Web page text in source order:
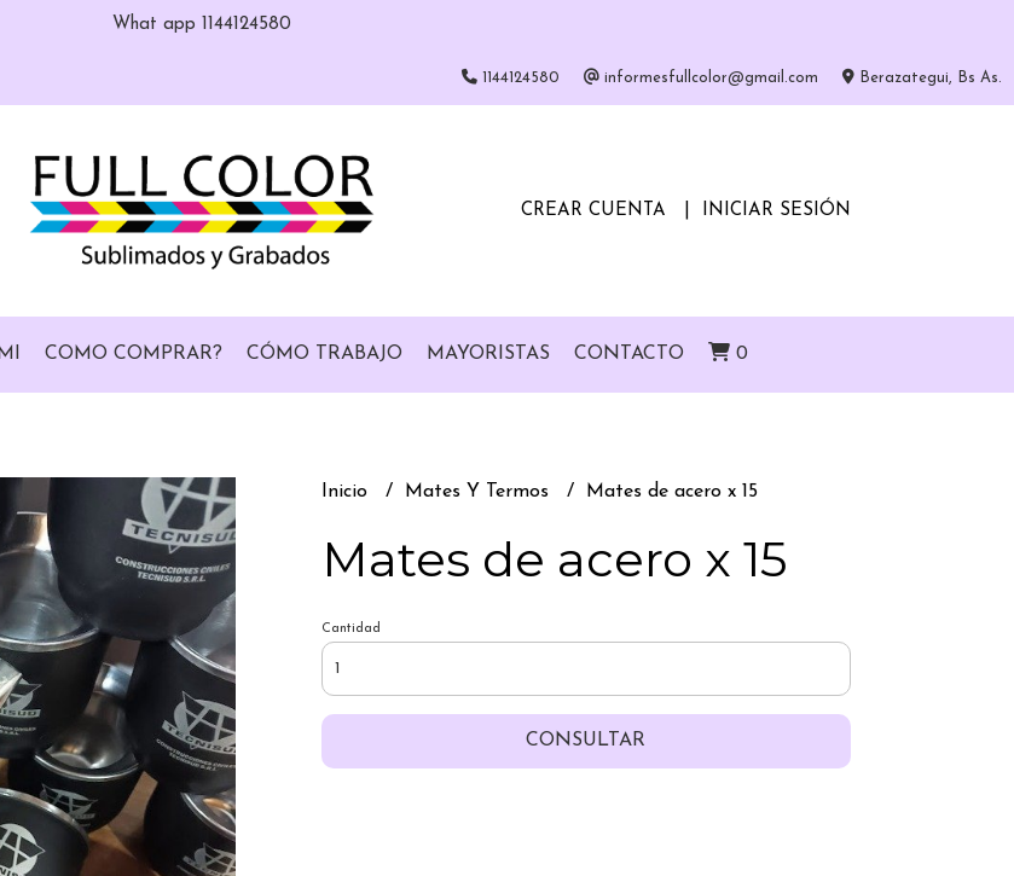
What app 1144124580
1144124580 informesfullcolor@gmail.com Berazategui, Bs As.
CREAR CUENTA INICIAR SESIÓN
COMO COMPRAR? CÓMO TRABAJO MAYORISTAS CONTACTO 0
Inicio Mates Y Termos Mates de acero x 15
Mates de acero x 15
Cantidad
CONSULTAR